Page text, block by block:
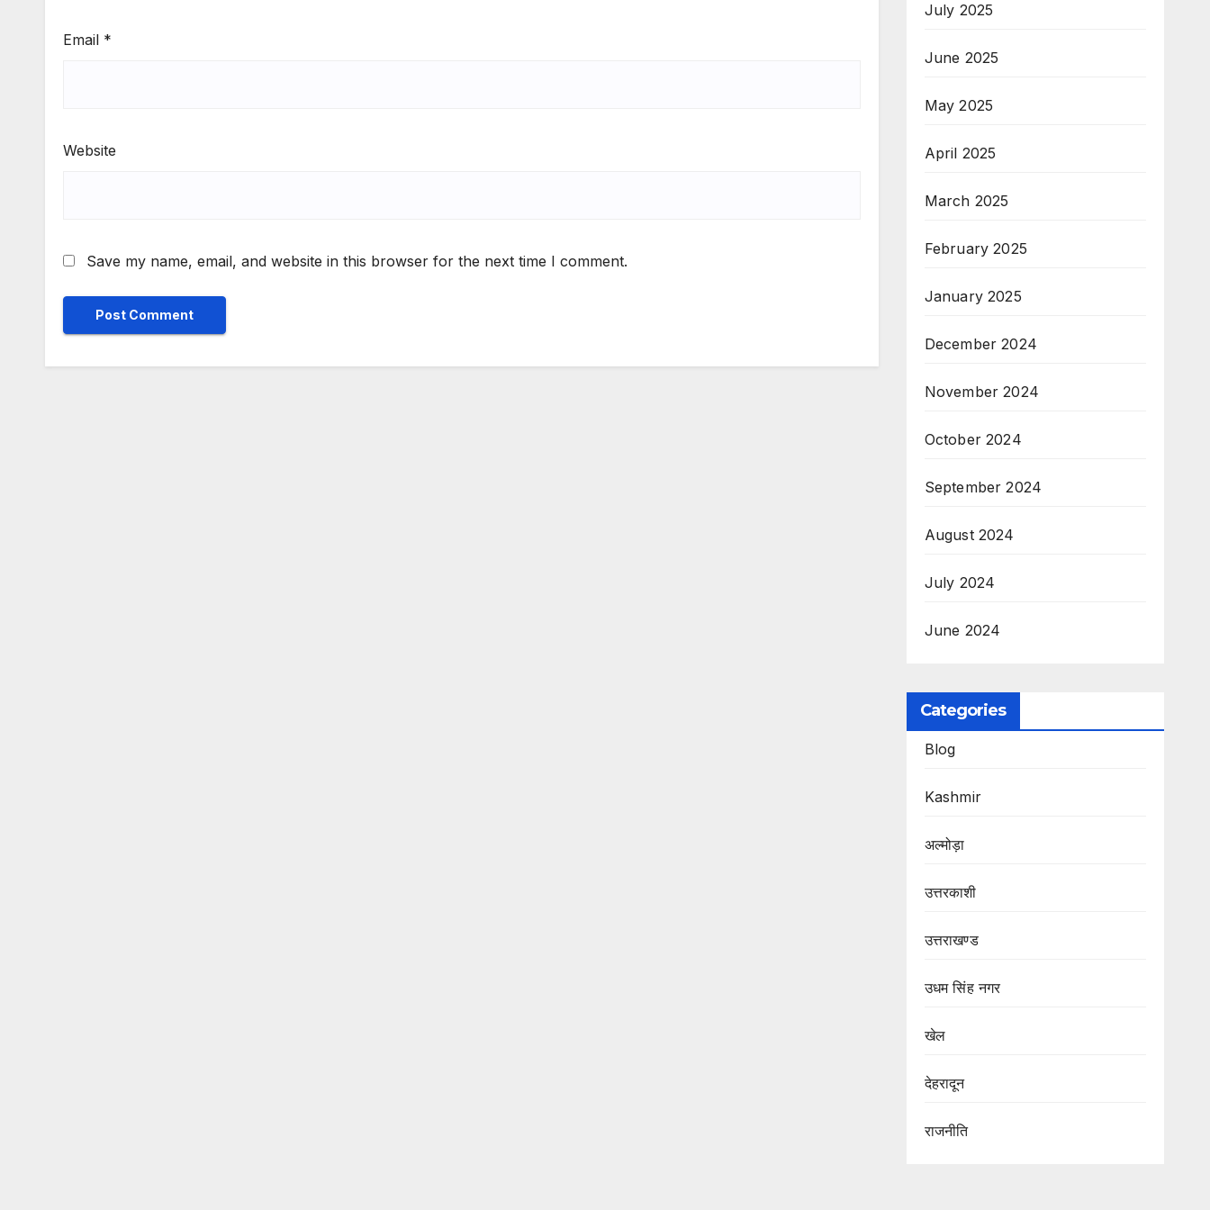
Email *
Website
Save my name, email, and website in this browser for the next time I comment.
July 2025
June 2025
May 2025
April 2025
March 2025
February 2025
January 2025
December 2024
November 2024
October 2024
September 2024
August 2024
July 2024
June 2024
Categories
Blog
Kashmir
अल्मोड़ा
उत्तरकाशी
उत्तराखण्ड
उधम सिंह नगर
खेल
देहरादून
राजनीति